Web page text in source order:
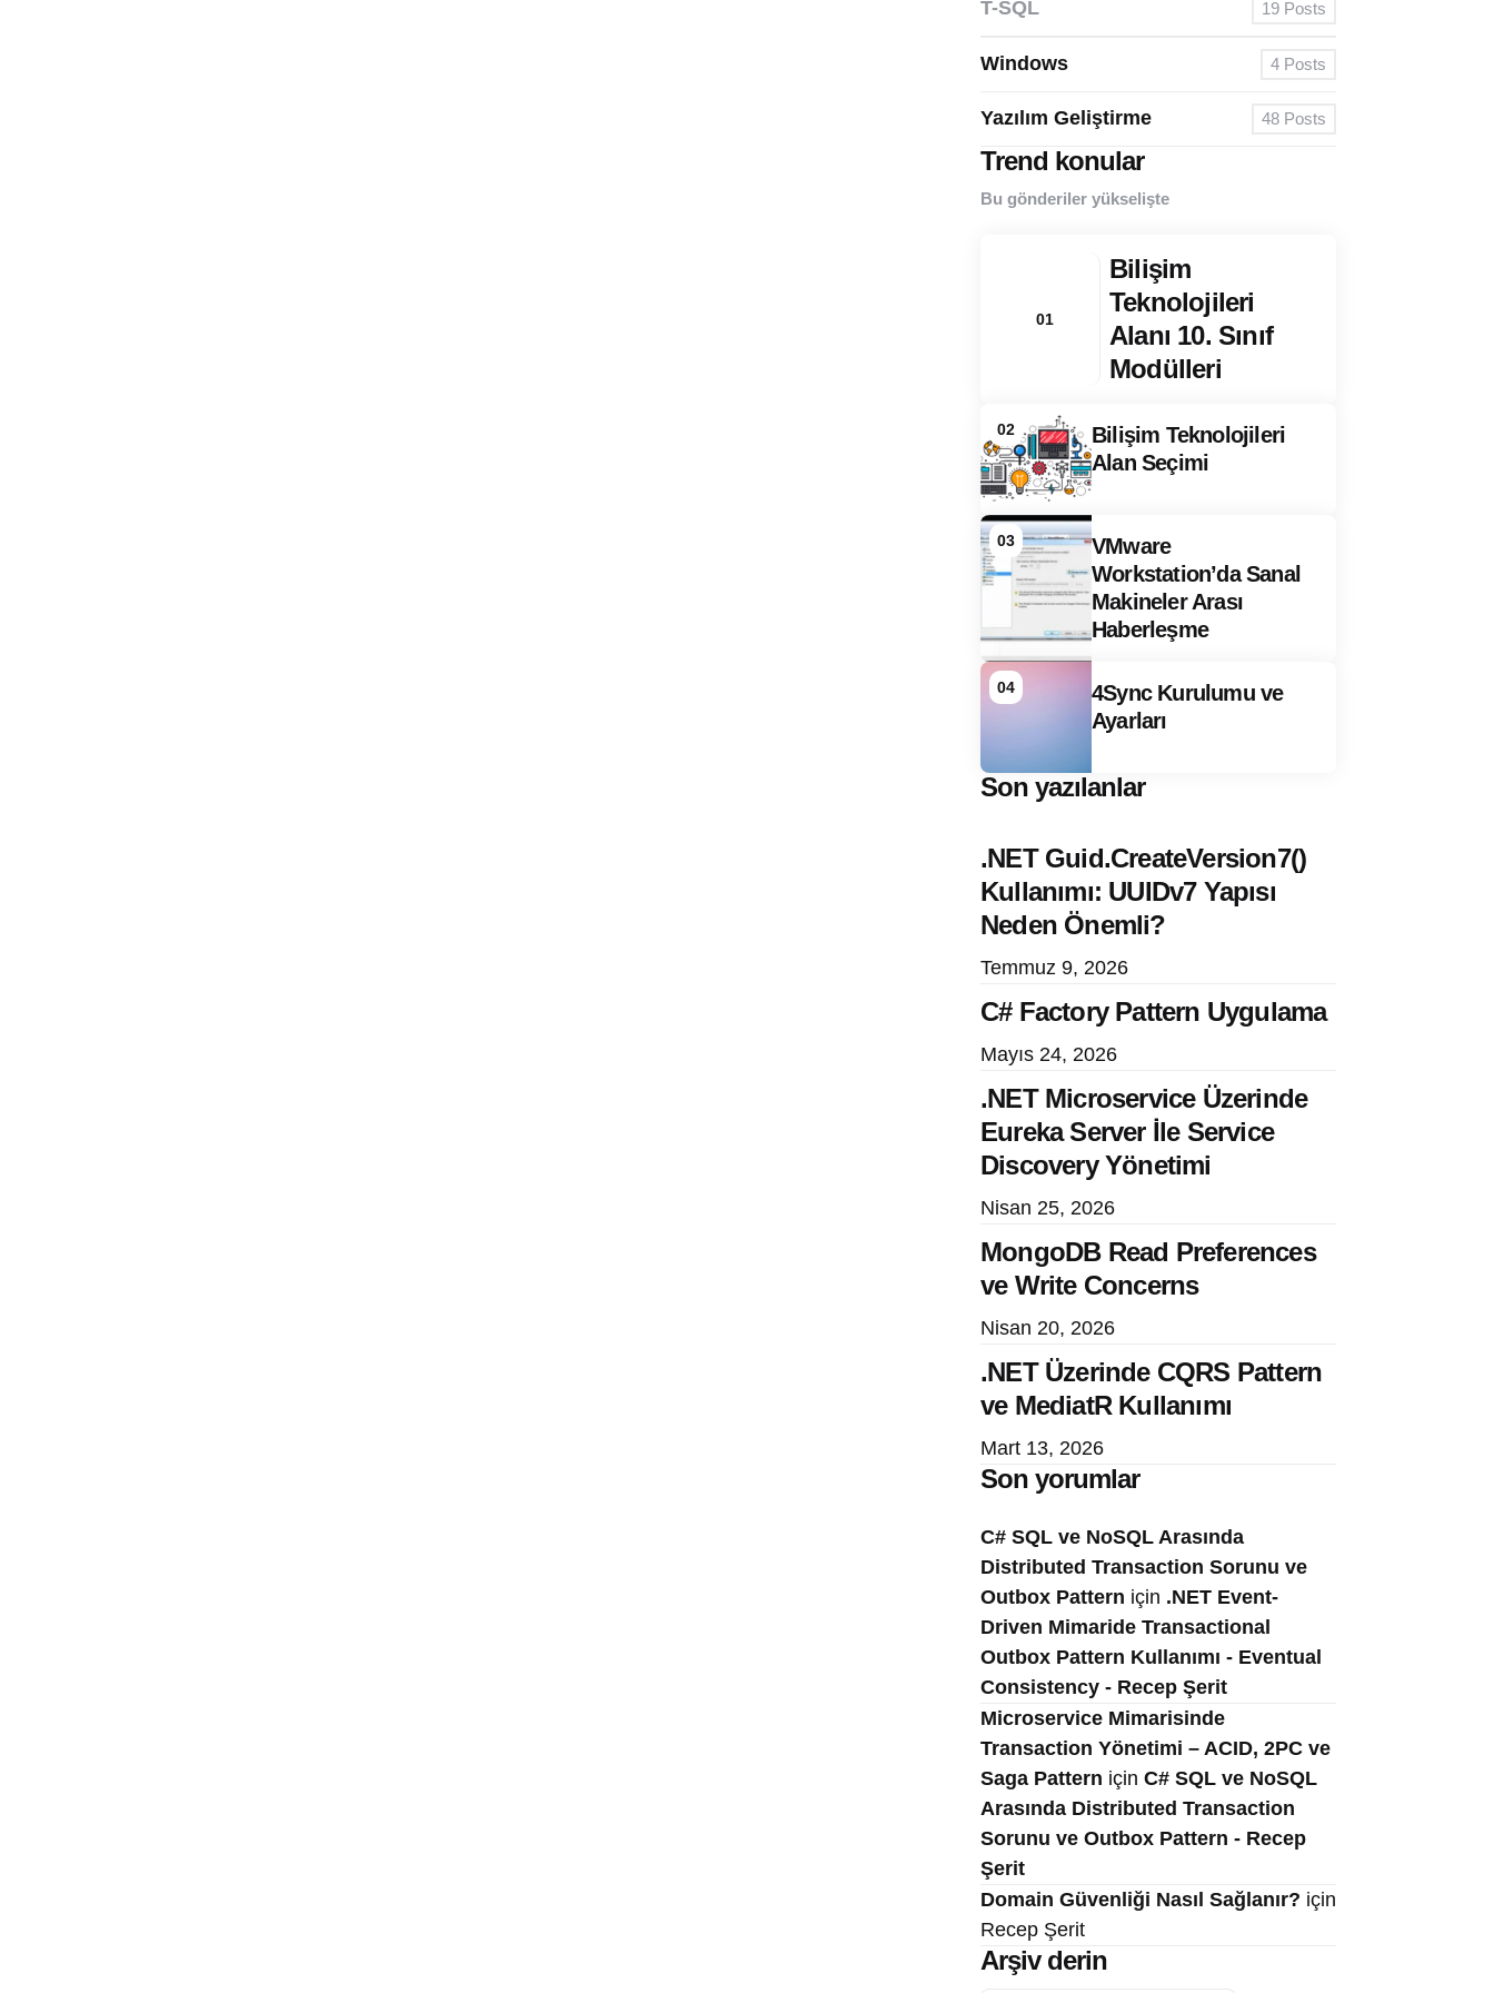
T-SQL 19 Posts
Windows 4 Posts
Yazılım Geliştirme 48 Posts
Trend konular
Bu gönderiler yükselişte
01
Bilişim
Teknolojileri
Alanı 10. Sınıf
Modülleri
02
Bilişim Teknolojileri
Alan Seçimi
03
VMware
Workstation’da Sanal
Makineler Arası
Haberleşme
04
4Sync Kurulumu ve
Ayarları
Son yazılanlar
.NET Guid.CreateVersion7()
Kullanımı: UUIDv7 Yapısı
Neden Önemli?
Temmuz 9, 2026
C# Factory Pattern Uygulama
Mayıs 24, 2026
.NET Microservice Üzerinde
Eureka Server İle Service
Discovery Yönetimi
Nisan 25, 2026
MongoDB Read Preferences
ve Write Concerns
Nisan 20, 2026
.NET Üzerinde CQRS Pattern
ve MediatR Kullanımı
Mart 13, 2026
Son yorumlar
C# SQL ve NoSQL Arasında
Distributed Transaction Sorunu ve
Outbox Pattern için .NET Event-
Driven Mimaride Transactional
Outbox Pattern Kullanımı - Eventual
Consistency - Recep Şerit
Microservice Mimarisinde
Transaction Yönetimi – ACID, 2PC ve
Saga Pattern için C# SQL ve NoSQL
Arasında Distributed Transaction
Sorunu ve Outbox Pattern - Recep
Şerit
Domain Güvenliği Nasıl Sağlanır? için
Recep Şerit
Arşiv derin